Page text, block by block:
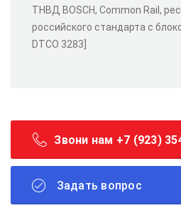
ТНВД BOSCH, Common Rail,
российского стандарта с
DTCO 3283]
Звони нам +7 (923)
Задать вопрос